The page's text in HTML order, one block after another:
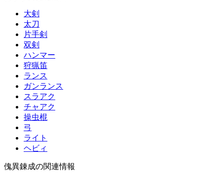
大剣
太刀
片手剣
双剣
ハンマー
狩猟笛
ランス
ガンランス
スラアク
チャアク
操虫棍
弓
ライト
ヘビィ
傀異錬成の関連情報